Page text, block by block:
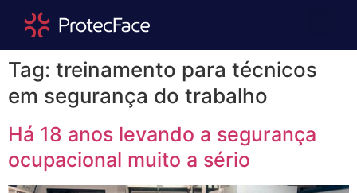
Tag: treinamento para técnicos
em segurança do trabalho
Há 18 anos levando a segurança
ocupacional muito a sério